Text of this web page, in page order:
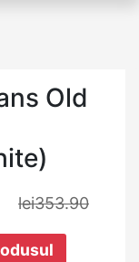
Old
lei353.90